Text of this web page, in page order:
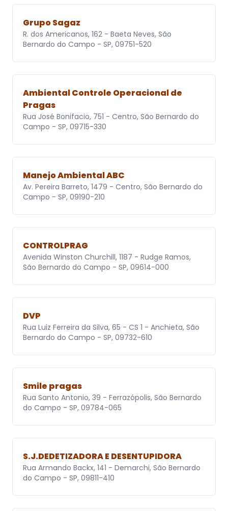
Grupo Sagaz
R. dos Americanos, 162 - Baeta Neves, São
Bernardo do Campo - SP, 09751-520
Ambiental Controle Operacional de
Pragas
Rua José Bonifacio, 751 - Centro, São Bernardo do
Campo - SP, 09715-330
Manejo Ambiental ABC
Av. Pereira Barreto, 1479 - Centro, São Bernardo do
Campo - SP, 09190-210
CONTROLPRAG
Avenida Winston Churchill, 1187 - Rudge Ramos,
São Bernardo do Campo - SP, 09614-000
DVP
Rua Luiz Ferreira da Silva, 65 - CS 1 - Anchieta, São
Bernardo do Campo - SP, 09732-610
Smile pragas
Rua Santo Antonio, 39 - Ferrazópolis, São Bernardo
do Campo - SP, 09784-065
S.J.DEDETIZADORA E DESENTUPIDORA
Rua Armando Backx, 141 - Demarchi, São Bernardo
do Campo - SP, 09811-410